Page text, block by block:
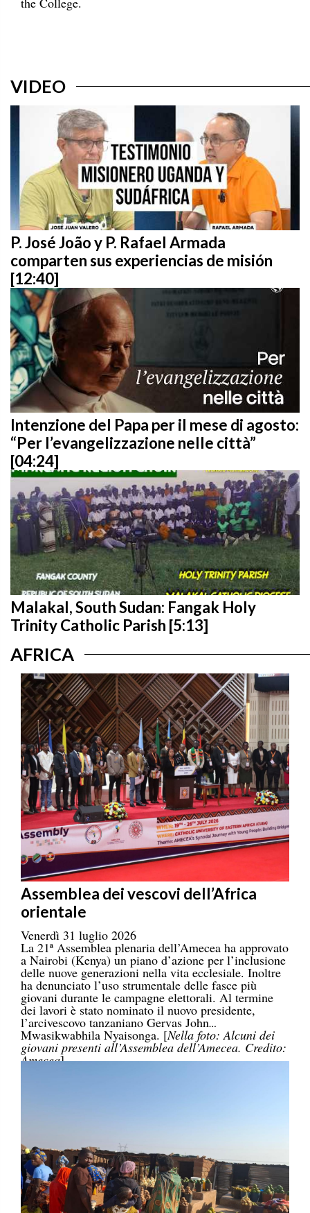
VIDEO
P. José João y P. Rafael Armada
comparten sus experiencias de misión
[12:40]
Intenzione del Papa per il mese di agosto:
“Per l’evangelizzazione nelle città”
[04:24]
Malakal, South Sudan: Fangak Holy
Trinity Catholic Parish [5:13]
AFRICA
Assemblea dei vescovi dell’Africa
orientale
Venerdì 31 luglio 2026
La 21ª Assemblea plenaria dell’Amecea ha approvato
a Nairobi (Kenya) un piano d’azione per l’inclusione
delle nuove generazioni nella vita ecclesiale. Inoltre
ha denunciato l’uso strumentale delle fasce più
giovani durante le campagne elettorali. Al termine
dei lavori è stato nominato il nuovo presidente,
l’arcivescovo tanzaniano Gervas John
Mwasikwabhila Nyaisonga. [Nella foto: Alcuni dei
giovani presenti all’Assemblea dell’Amecea. Credito:
Amecea]